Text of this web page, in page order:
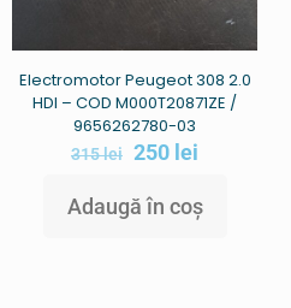
Electromotor Peugeot 308 2.0
HDI – COD M000T20871ZE /
9656262780-03
315lei 250 lei
Adaugă în coș